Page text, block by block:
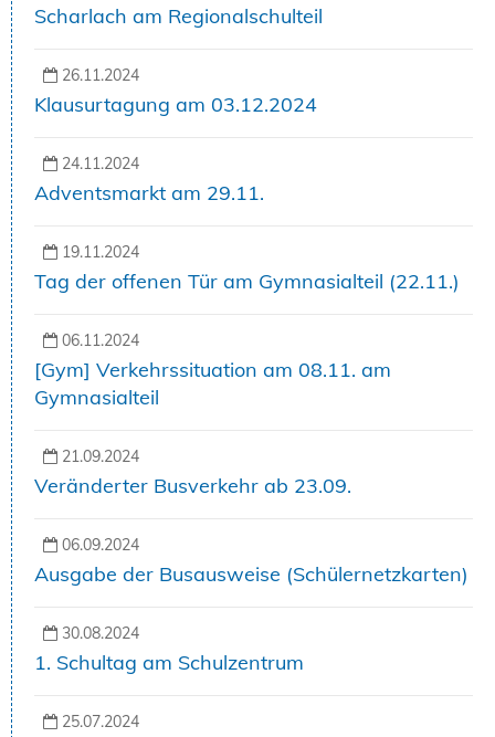
Scharlach am Regionalschulteil
26.11.2024
Klausurtagung am 03.12.2024
24.11.2024
Adventsmarkt am 29.11.
19.11.2024
Tag der offenen Tür am Gymnasialteil (22.11.)
06.11.2024
[Gym] Verkehrssituation am 08.11. am
Gymnasialteil
21.09.2024
Veränderter Busverkehr ab 23.09.
06.09.2024
Ausgabe der Busausweise (Schülernetzkarten)
30.08.2024
1. Schultag am Schulzentrum
25.07.2024